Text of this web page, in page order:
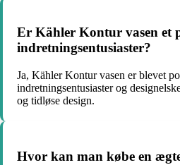
Er Kähler Kontur vasen et
indretningsentusiaster?
Ja, Kähler Kontur vasen er blevet
indretningsentusiaster og
og tidløse design.
Hvor kan man købe en